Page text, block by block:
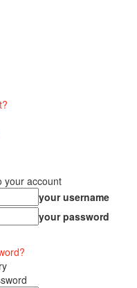
your account
your username
your password